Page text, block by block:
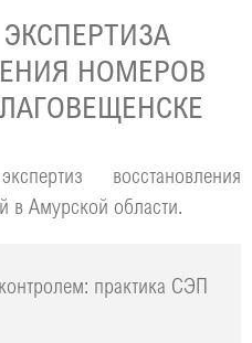
НОМЕРОВ
восстановления
в Амурской области.
практика СЭП